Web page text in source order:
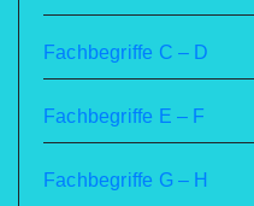
Fachbegriffe C – D
Fachbegriffe E – F
Fachbegriffe G – H